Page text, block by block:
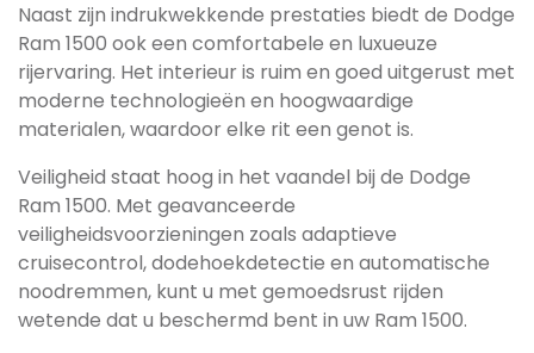
Naast zijn indrukwekkende prestaties biedt de Dodge
Ram 1500 ook een comfortabele en luxueuze
rijervaring. Het interieur is ruim en goed uitgerust met
moderne technologieën en hoogwaardige
materialen, waardoor elke rit een genot is.
Veiligheid staat hoog in het vaandel bij de Dodge
Ram 1500. Met geavanceerde
veiligheidsvoorzieningen zoals adaptieve
cruisecontrol, dodehoekdetectie en automatische
noodremmen, kunt u met gemoedsrust rijden
wetende dat u beschermd bent in uw Ram 1500.